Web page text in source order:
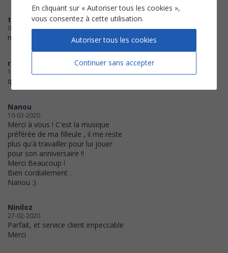
tim
04-04-2020
merci. Bonne impression.
rose
16-03-2020
qualité satisfaisante
Nanou
10-03-2020
Merci à vous ! C'est la musique
préférée de ma filleule , il me reste
plus qu'à travailler pour lui jouer
pour son anniversaire !!
Merci Beaucoup !
Bien cordialement .
Nanou :)
Niniloz
27-02-2020
Parfait, et service client impeccable
Merci
En cliquant sur « Autoriser tous les cookies »,
vous consentez à cette utilisation.
Continuer sans accepter
Autoriser tous les cookies